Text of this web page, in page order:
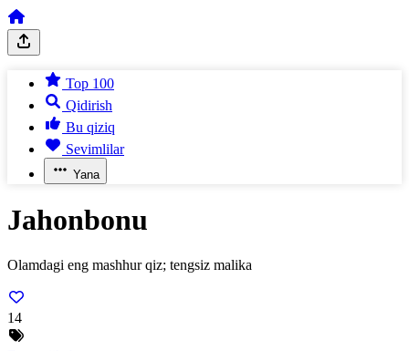
Top 100
Qidirish
Bu qiziq
Sevimlilar
Yana
Jahonbonu
Olamdagi eng mashhur qiz; tengsiz malika
14